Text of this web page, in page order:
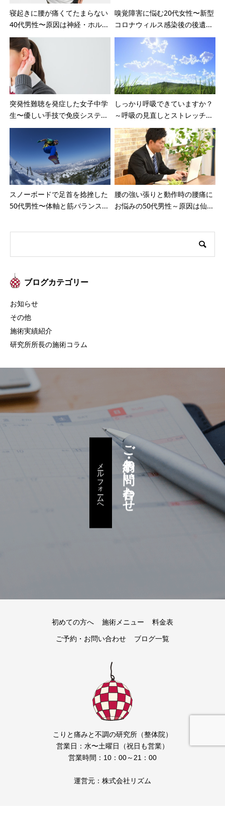
寝起きに腰が痛くてたまらない
40代男性〜原因は神経・ホル...
嗅覚障害に悩む20代女性〜新型
コロナウィルス感染後の後遺...
突発性難聴を発症した女子中学
生〜優しい手技で免疫システ...
しっかり呼吸できていますか？
～呼吸の見直しとストレッチ...
スノーボードで足首を捻挫した
50代男性〜体軸と筋バランス...
腰の強い張りと動作時の腰痛に
お悩みの50代男性～原因は仙...
ブログカテゴリー
お知らせ
その他
施術実績紹介
研究所所長の施術コラム
ご予約・お問い合わせ
メールフォームへ
初めての方へ 施術メニュー 料金表
ご予約・お問い合わせ ブログ一覧
こりと痛みと不調の研究所（整体院）
営業日：水〜土曜日（祝日も営業）
営業時間：10：00～21：00
運営元：株式会社リズム